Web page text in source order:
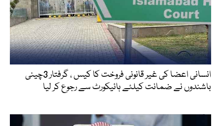
انسانی اعضا کی غیر قانونی فروخت کا کیس ، گرفتار 3چینی
باشندوں نے ضمانت کیلئے ہائیکورٹ سے رجوع کر لیا